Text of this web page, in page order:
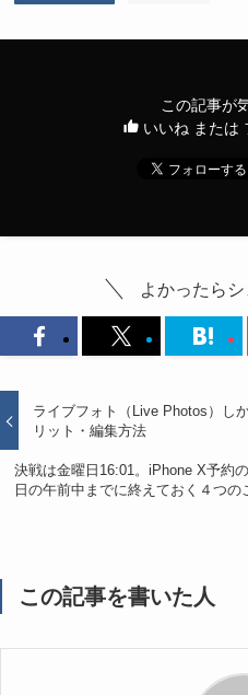
この記事が
いいね または
よかったらシ
ライブフォト（Live Photos）し
リット・編集方法
決戦は金曜日16:01。iPhone X予約
日の午前中までに終えておく４つの
この記事を書いた人